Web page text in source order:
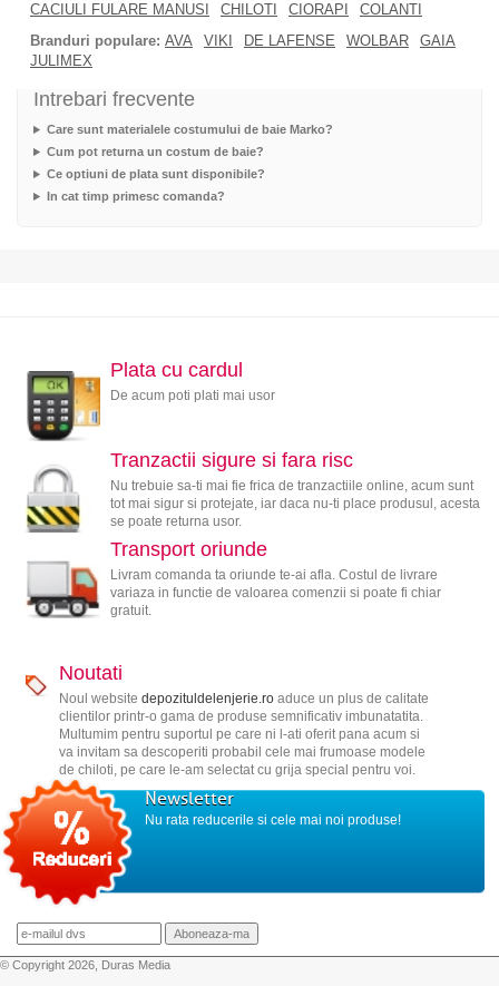
CACIULI FULARE MANUSI
CHILOTI CIORAPI
COLANTI
Branduri populare: AVA VIKI DE LAFENSE WOLBAR
GAIA
JULIMEX
Intrebari frecvente
Care sunt materialele costumului de baie Marko?
Cum pot returna un costum de baie?
Ce optiuni de plata sunt disponibile?
In cat timp primesc comanda?
Plata cu cardul
De acum poti plati mai usor
Tranzactii sigure si fara risc
Nu trebuie sa-ti mai fie frica de tranzactiile online, acum sunt
tot mai sigur si protejate, iar daca nu-ti place produsul, acesta
se poate returna usor.
Transport oriunde
Livram comanda ta oriunde te-ai afla. Costul de livrare
variaza in functie de valoarea comenzii si poate fi chiar
gratuit.
Noutati
Noul website depozituldelenjerie.roaduce un plus de calitate
clientilor printr-o gama de produse semnificativ imbunatatita.
Multumim pentru suportul pe care ni l-ati oferit pana acum si
va invitam sa descoperiti probabil cele mai frumoase modele
de chiloti, pe care le-am selectat cu grija special pentru voi.
Newsletter
Nu rata reducerile si cele mai noi produse!
© Copyright 2026, Duras Media